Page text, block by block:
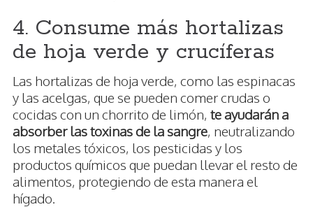
4. Consume más hortalizas
de hoja verde y crucíferas
Las hortalizas de hoja verde, como las espinacas
y las acelgas, que se pueden comer crudas o
cocidas con un chorrito de limón, te ayudarán a
absorber las toxinas de la sangre, neutralizando
los metales tóxicos, los pesticidas y los
productos químicos que puedan llevar el resto de
alimentos, protegiendo de esta manera el
hígado.